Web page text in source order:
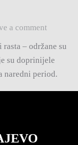
a comment
– održane su
su doprinijele
naredni period.